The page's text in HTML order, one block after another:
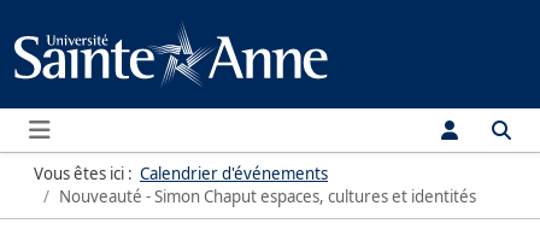
Menu
Vous êtes ici : Calendrier d'événements
Nouveauté - Simon Chaput espaces, cultures et identités